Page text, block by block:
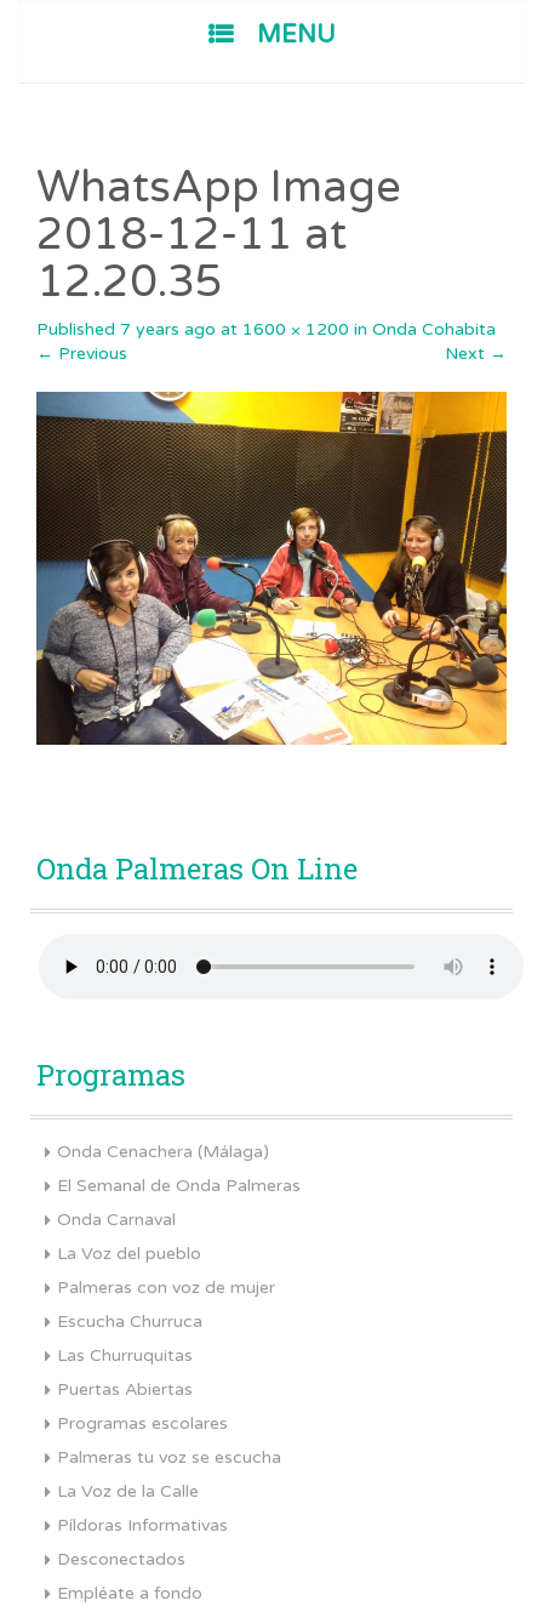
MENU
WhatsApp Image
2018-12-11 at
12.20.35
Published 7 years ago at 1600 × 1200 in Onda Cohabita
← Previous Next →
Onda Palmeras On Line
Programas
Onda Cenachera (Málaga)
El Semanal de Onda Palmeras
Onda Carnaval
La Voz del pueblo
Palmeras con voz de mujer
Escucha Churruca
Las Churruquitas
Puertas Abiertas
Programas escolares
Palmeras tu voz se escucha
La Voz de la Calle
Píldoras Informativas
Desconectados
Empléate a fondo